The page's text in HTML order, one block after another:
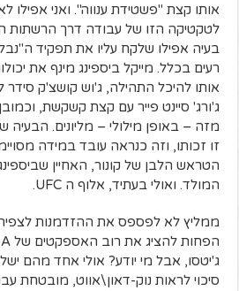
אותו קצת "פשטידת ענווה". ואני אפילו
לטקטיקה הזו של עבודה דרך הרשתות
בעיה אפילו שלקח עליו את תפקיד
רעים בכלל. מייקל ביספינג מינף את
אותו להיכל התהילה, ג'וש קושצ'ק סידר
ג'ורג' סיינט פייר עם קצת קשקשת,
מזה – באופן מילולי – מליונים. הבעיה
זו זכותו, וזה כנראה עובד במידה
הטראש הלבן של קונור, האחיין
המולד. ואולי בעתיד, אלוף ה UFC.
ממליץ לא לפספס את ההזדמנות
ג'יטסו, אבל מי יודע? אולי אחד מהם
סיכוי לראות נוק-דאון\אווט, מובטחת